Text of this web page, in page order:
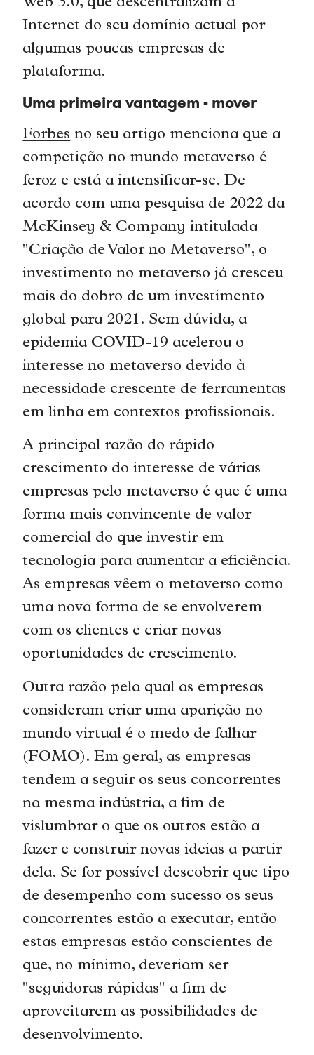
Internet do seu domínio actual por
algumas poucas empresas de
plataforma.
Uma primeira vantagem - mover
Forbes no seu artigo menciona que a
competição no mundo metaverso é
feroz e está a intensificar-se. De
acordo com uma pesquisa de 2022 da
McKinsey & Company intitulada
"Criação de Valor no Metaverso", o
investimento no metaverso já cresceu
mais do dobro de um investimento
global para 2021. Sem dúvida, a
epidemia COVID-19 acelerou o
interesse no metaverso devido à
necessidade crescente de ferramentas
em linha em contextos profissionais.
A principal razão do rápido
crescimento do interesse de várias
empresas pelo metaverso é que é uma
forma mais convincente de valor
comercial do que investir em
tecnologia para aumentar a eficiência.
As empresas vêem o metaverso como
uma nova forma de se envolverem
com os clientes e criar novas
oportunidades de crescimento.
Outra razão pela qual as empresas
consideram criar uma aparição no
mundo virtual é o medo de falhar
(FOMO). Em geral, as empresas
tendem a seguir os seus concorrentes
na mesma indústria, a fim de
vislumbrar o que os outros estão a
fazer e construir novas ideias a partir
dela. Se for possível descobrir que tipo
de desempenho com sucesso os seus
concorrentes estão a executar, então
estas empresas estão conscientes de
que, no mínimo, deveriam ser
"seguidoras rápidas" a fim de
aproveitarem as possibilidades de
desenvolvimento.